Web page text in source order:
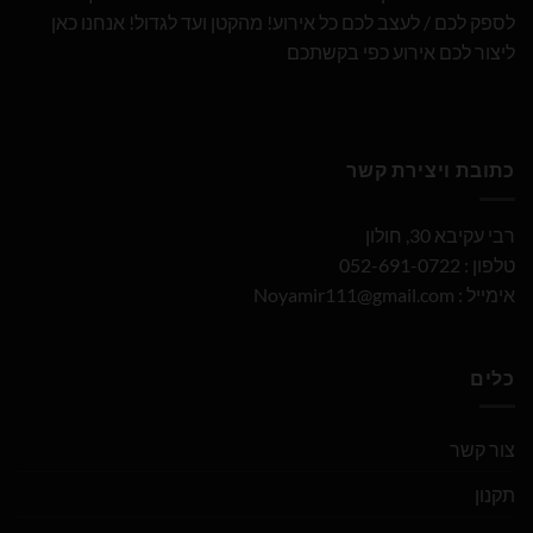
לספק לכם / לעצב לכם כל אירוע! מהקטן ועד לגדול! אנחנו כאן
ליצור לכם אירוע כפי בקשתכם
כתובת ויצירת קשר
רבי עקיבא 30, חולון
טלפון : 052-691-0722
אימייל : Noyamir111@gmail.com
כלים
צור קשר
תקנון